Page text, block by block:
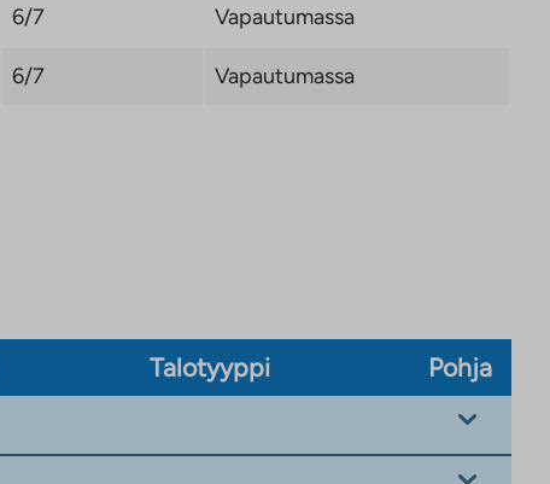
6/7 Vapautumassa
6/7 Vapautumassa
Talotyyppi Pohja